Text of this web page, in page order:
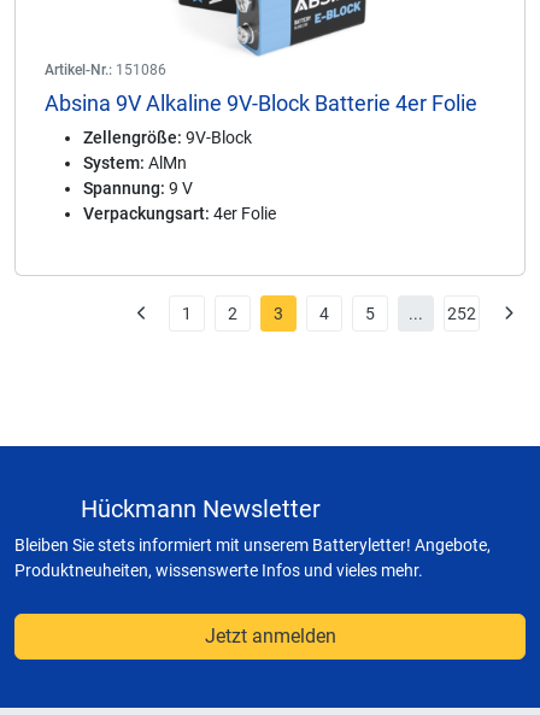
Artikel-Nr.: 151086
Absina 9V Alkaline 9V-Block Batterie 4er Folie
Zellengröße: 9V-Block
System: AlMn
Spannung: 9 V
Verpackungsart: 4er Folie
1 2 3 4 5 ... 252
Hückmann Newsletter
Bleiben Sie stets informiert mit unserem Batteryletter! Angebote,
Produktneuheiten, wissenswerte Infos und vieles mehr.
Jetzt anmelden